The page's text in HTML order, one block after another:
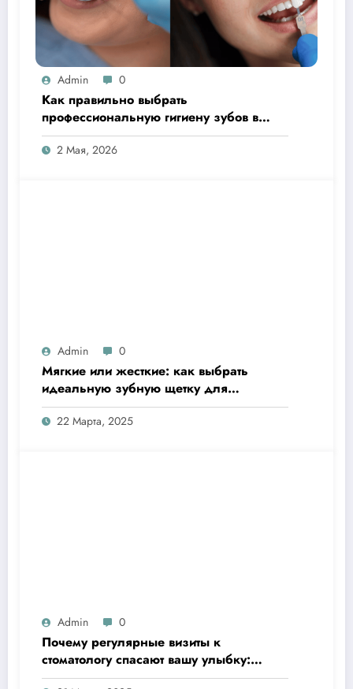
Admin 0
Как правильно выбрать
профессиональную гигиену зубов в
Ташкенте
2 Мая, 2026
Admin 0
Мягкие или жесткие: как выбрать
идеальную зубную щетку для
здоровой улыбки?
22 Марта, 2025
Admin 0
Почему регулярные визиты к
стоматологу спасают вашу улыбку:
простые и зримые причины